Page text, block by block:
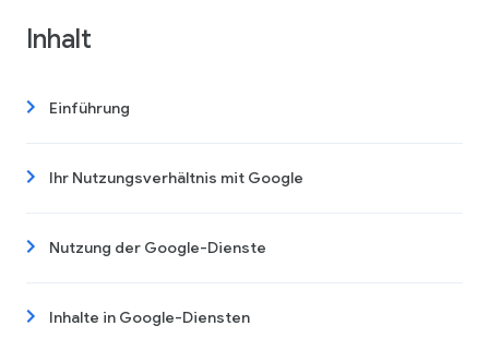
Inhalt
Einführung
Ihr Nutzungsverhältnis mit Google
Nutzung der Google-Dienste
Inhalte in Google-Diensten